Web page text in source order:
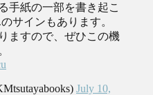
手紙の一部を書き起こ
サインもあります。
ますので、ぜひこの機
July 10,